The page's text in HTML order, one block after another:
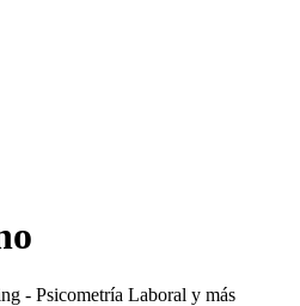
- Psicometría Laboral y más